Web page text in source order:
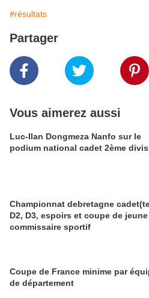
#résultats
Partager
Vous aimerez aussi
Luc-Ilan Dongmeza Nanfo sur le
podium national cadet 2ème
Championnat debretagne
D2, D3, espoirs et coupe de jeune
commissaire sportif
Coupe de France minime par
de département